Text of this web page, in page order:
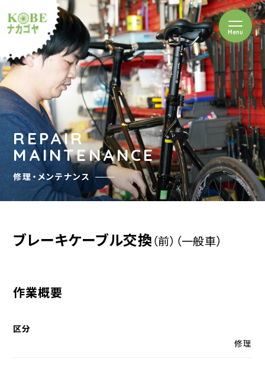
ルショップナカゴヤ
Menuを開閉
REPAIR
MAINTENANCE
修理・メンテナンス
ブレーキケーブル交換（前） （一般車）
作業概要
区分
修理